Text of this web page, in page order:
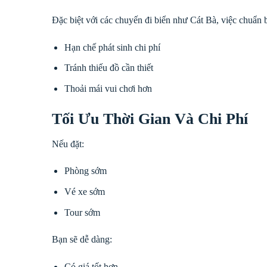
Đặc biệt với các chuyến đi biển như Cát Bà, việc chuẩn
Hạn chế phát sinh chi phí
Tránh thiếu đồ cần thiết
Thoải mái vui chơi hơn
Tối Ưu Thời Gian Và Chi Phí
Nếu đặt:
Phòng sớm
Vé xe sớm
Tour sớm
Bạn sẽ dễ dàng: